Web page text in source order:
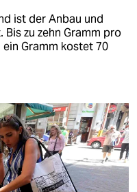
ist der Anbau und
zu zehn Gramm pro
Gramm kostet 70